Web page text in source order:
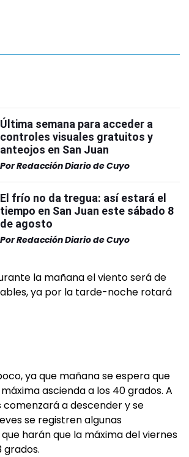
Última semana para acceder a
controles visuales gratuitos y
anteojos en San Juan
PorRedacción Diario de Cuyo
El frío no da tregua: así estará el
tiempo en San Juan este sábado 8
de agosto
PorRedacción Diario de Cuyo
la mañana el viento será de
ya por la tarde-noche rotará
ya que mañana se espera que
ascienda a los 40 grados. A
comenzará a descender y se
se registren algunas
harán que la máxima del viernes
grados.